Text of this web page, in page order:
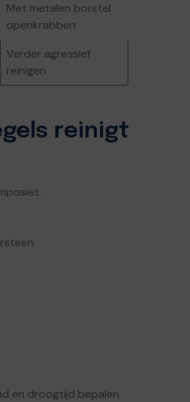
Met metalen borstel
openkrabben
Verder agressief
reinigen
reinigt
en droogtijd bepalen